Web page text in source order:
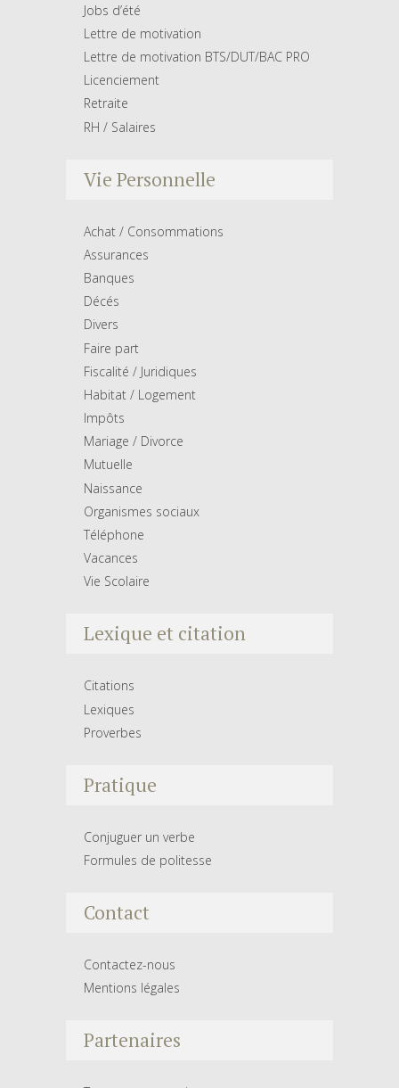
Jobs d’été
Lettre de motivation
Lettre de motivation BTS/DUT/BAC PRO
Licenciement
Retraite
RH / Salaires
Vie Personnelle
Achat / Consommations
Assurances
Banques
Décés
Divers
Faire part
Fiscalité / Juridiques
Habitat / Logement
Impôts
Mariage / Divorce
Mutuelle
Naissance
Organismes sociaux
Téléphone
Vacances
Vie Scolaire
Lexique et citation
Citations
Lexiques
Proverbes
Pratique
Conjuguer un verbe
Formules de politesse
Contact
Contactez-nous
Mentions légales
Partenaires